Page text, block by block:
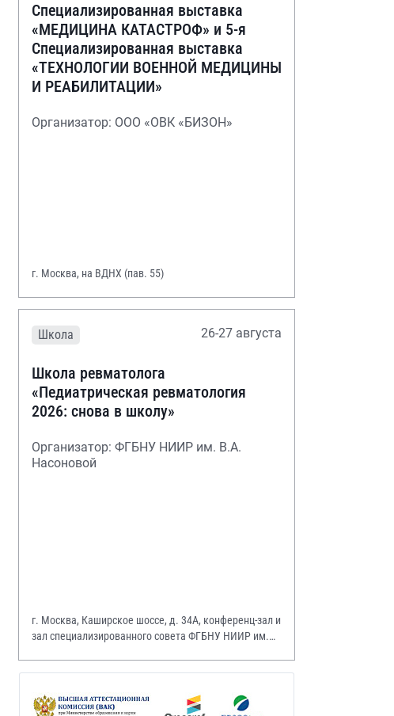
Специализированная выставка
«МЕДИЦИНА КАТАСТРОФ» и 5-я
Специализированная выставка
«ТЕХНОЛОГИИ ВОЕННОЙ МЕДИЦИНЫ
И РЕАБИЛИТАЦИИ»
Организатор: ООО «ОВК «БИЗОН»
г. Москва, на ВДНХ (пав. 55)
Школа 26-27 августа
Школа ревматолога
«Педиатрическая ревматология
2026: снова в школу»
Организатор: ФГБНУ НИИР им. В.А.
Насоновой
г. Москва, Каширское шоссе, д. 34А, конференц-зал и
зал специализированного совета ФГБНУ НИИР им.